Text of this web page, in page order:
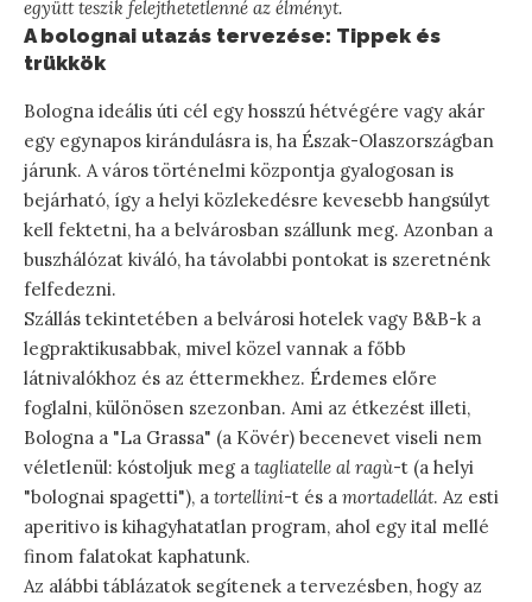
együtt teszik felejthetetlenné az élményt.
A bolognai utazás tervezése: Tippek és
trükkök
Bologna ideális úti cél egy hosszú hétvégére vagy akár
egy egynapos kirándulásra is, ha Észak-Olaszországban
járunk. A város történelmi központja gyalogosan is
bejárható, így a helyi közlekedésre kevesebb hangsúlyt
kell fektetni, ha a belvárosban szállunk meg. Azonban a
buszhálózat kiváló, ha távolabbi pontokat is szeretnénk
felfedezni.
Szállás tekintetében a belvárosi hotelek vagy B&B-k a
legpraktikusabbak, mivel közel vannak a főbb
látnivalókhoz és az éttermekhez. Érdemes előre
foglalni, különösen szezonban. Ami az étkezést illeti,
Bologna a "La Grassa" (a Kövér) becenevet viseli nem
véletlenül: kóstoljuk meg a tagliatelle al ragù-t (a helyi
"bolognai spagetti"), a tortellini-t és a mortadellát. Az esti
aperitivo is kihagyhatatlan program, ahol egy ital mellé
finom falatokat kaphatunk.
Az alábbi táblázatok segítenek a tervezésben, hogy az